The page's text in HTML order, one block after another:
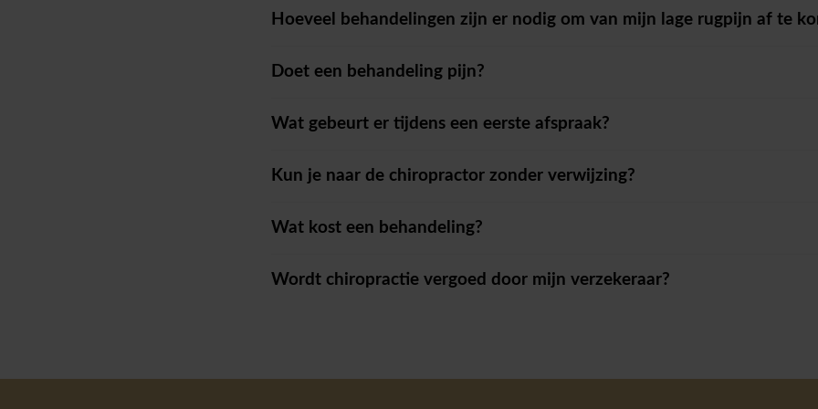
Hoeveel behandelingen zijn er nodig om van mijn lage rugpijn af te
Doet een behandeling pijn?
Wat gebeurt er tijdens een eerste afspraak?
Kun je naar de chiropractor zonder verwijzing?
Wat kost een behandeling?
Wordt chiropractie vergoed door mijn verzekeraar?